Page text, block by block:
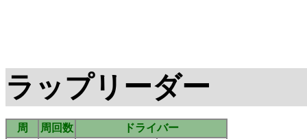
ラップリーダー
周 周回数
ドライバー